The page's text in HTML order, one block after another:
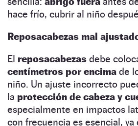
hace frío, cubrir al niño
Reposacabezas mal
El reposacabezas debe
centímetros por encima de
niño. Un ajuste incorrecto
la protección de cabeza y
especialmente en impactos
con frecuencia es esencial,